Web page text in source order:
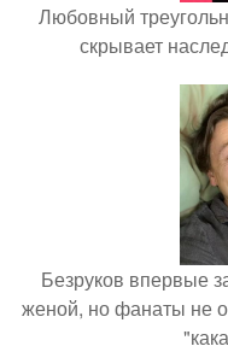
Любовный
скрывает
Безруков впервые
женой, но фанаты не